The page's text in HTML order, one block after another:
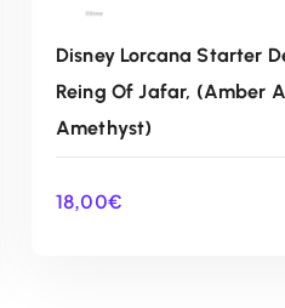
Disney Lorcana Starter
Reing Of Jafar, (Amber
Amethyst)
18,00€